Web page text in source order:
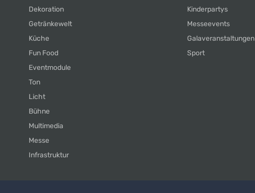
Dekoration
Getränkewelt
Küche
Fun Food
Eventmodule
Ton
Licht
Bühne
Multimedia
Messe
Infrastruktur
Kinderpartys
Messeevents
Galaveranstaltungen
Sport